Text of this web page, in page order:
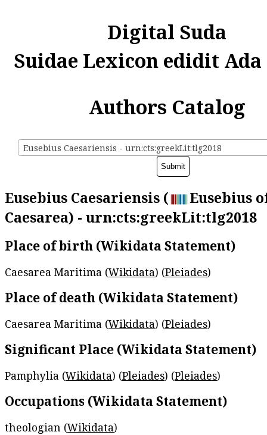
Digital Suda
Suidae Lexicon edidit
Authors Catalog
Eusebius Caesariensis - urn:cts:greekLit:tlg2018
Eusebius Caesariensis (
Eusebius
Caesarea) - urn:cts:greekLit:tlg2018
Place of birth (Wikidata Statement)
Caesarea Maritima (Wikidata) (Pleiades)
Place of death (Wikidata Statement)
Caesarea Maritima (Wikidata) (Pleiades)
Significant Place (Wikidata Statement)
Pamphylia (Wikidata) (Pleiades) (Pleiades)
Occupations (Wikidata Statement)
theologian (Wikidata)